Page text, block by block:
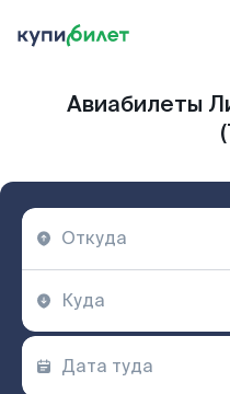
Авиабилеты